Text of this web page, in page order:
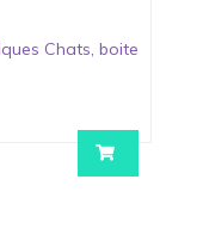
Chats, boite